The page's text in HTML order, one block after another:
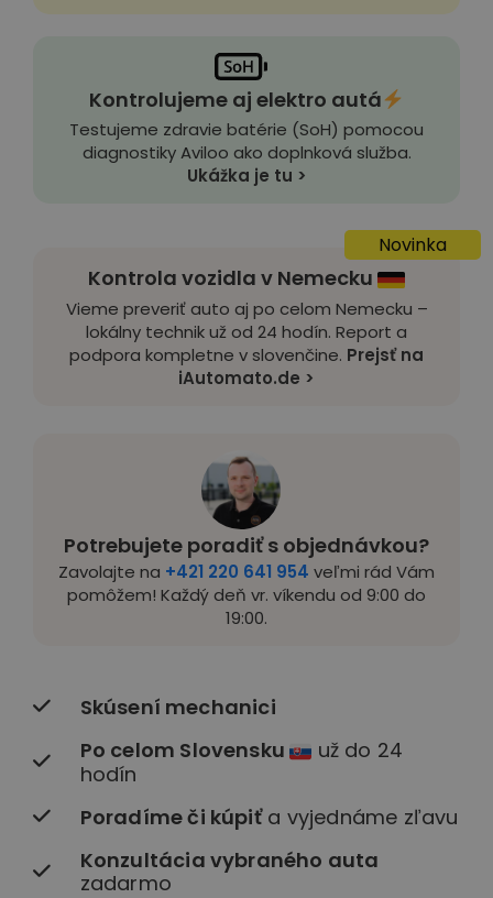
Potrebujete poradiť s objednávkou?
Zavolajte na +421 220 641 954 veľmi rád Vám
pomôžem! Každý deň vr. víkendu od 9:00 do
19:00.
Skúsení mechanici
Po celom Slovensku
už do 24
hodín
Poradíme či kúpiťa vyjednáme zľavu
Konzultácia vybraného auta
zadarmo
Kontrolujeme aj elektro autá
Testujeme zdravie batérie (SoH) pomocou
diagnostiky Aviloo ako doplnková služba.
Ukážka je tu >
Novinka
Kontrola vozidla v Nemecku
Vieme preveriť auto aj po celom Nemecku –
lokálny technik už od 24 hodín. Report a
podpora kompletne v slovenčine. Prejsť na
iAutomato.de >